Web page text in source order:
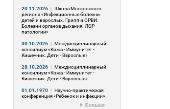
20.11.2026 | Школа Московского
региона «Инфекционные болезни
детей и взрослых. Грипп и ОРВИ.
Болезни органов дыхания. ЛОР-
патологии»
30.10.2026 | Междисциплинарный
консилиум «Кожа - Иммунитет -
Кишечник. Дети - Взрослые»
28.10.2026 | Междисциплинарный
консилиум «Кожа - Иммунитет -
Кишечник. Дети - Взрослые»
01.01.1970 | Научно-практическая
конференция «Ребенок и инфекции»
Больше